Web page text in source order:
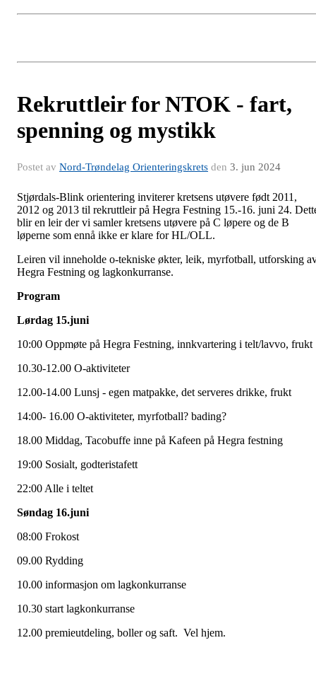
Rekruttleir for NTOK - fart,
spenning og mystikk
Postet av Nord-Trøndelag Orienteringskrets den 3. jun 2024
Stjørdals-Blink orientering inviterer kretsens utøvere født 2011,
2012 og 2013 til rekruttleir på Hegra Festning 15.-16. juni 24.
blir en leir der vi samler kretsens utøvere på C løpere og de B
løperne som ennå ikke er klare for HL/OLL.
Leiren vil inneholde o-tekniske økter, leik, myrfotball, utforsking
Hegra Festning og lagkonkurranse.
Program
Lørdag 15.juni
10:00 Oppmøte på Hegra Festning, innkvartering i telt/lavvo, frukt
10.30-12.00 O-aktiviteter
12.00-14.00 Lunsj - egen matpakke, det serveres drikke, frukt
14:00- 16.00 O-aktiviteter, myrfotball? bading?
18.00 Middag, Tacobuffe inne på Kafeen på Hegra festning
19:00 Sosialt, godteristafett
22:00 Alle i teltet
Søndag 16.juni
08:00 Frokost
09.00 Rydding
10.00 informasjon om lagkonkurranse
10.30 start lagkonkurranse
12.00 premieutdeling, boller og saft. Vel hjem.